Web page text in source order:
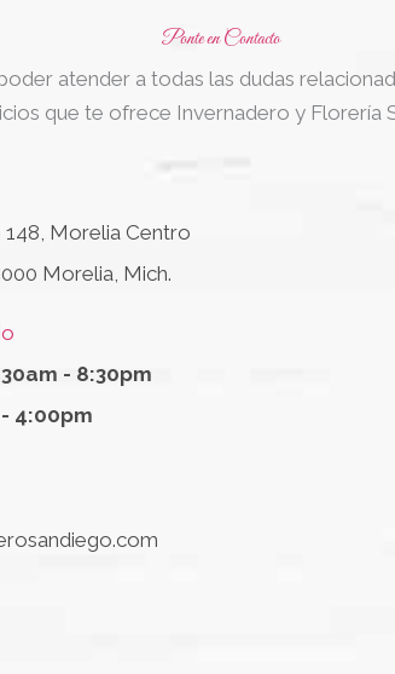
Ponte en Contacto
atender a todas las dudas
que te ofrece Invernadero y Florería
Morelia Centro
Morelia, Mich.
- 8:30pm
4:00pm